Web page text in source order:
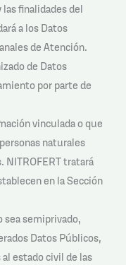
las finalidades del
a los Datos
de Atención.
de Datos
por parte de
vinculada o que
naturales
tratará
en la Sección
sea semiprivado,
Datos Públicos,
estado civil de las